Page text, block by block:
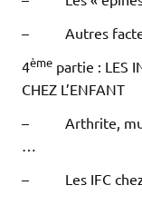
– Autres
4ème partie : LES
CHEZ L’ENFANT
– Arthrite,
…
– Les IFC chez